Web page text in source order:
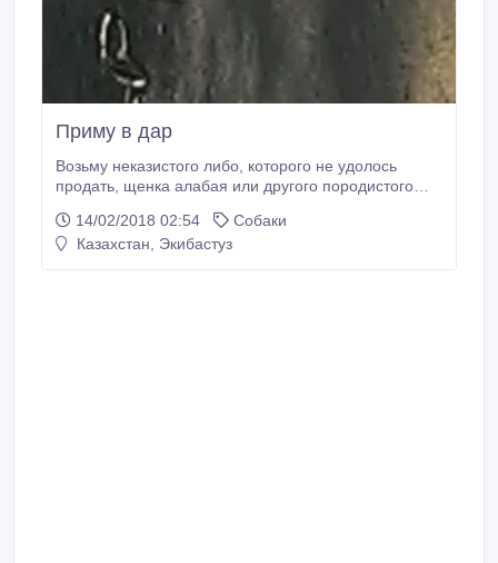
Приму в дар
Возьму неказистого либо, которого не удолось
продать, щенка алабая или другого породистого
14/02/2018 02:54
Собаки
Казахстан, Экибастуз